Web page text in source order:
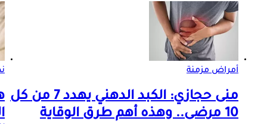
أمراض مزمنة
منى حجازي: الكبد الدهني يهدد 7 من كل
10 مرضى.. وهذه أهم طرق الوقاية